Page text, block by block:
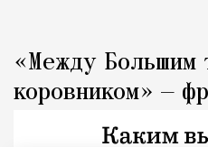
«Между Большим
коровником» —
«Капоте в СССР»